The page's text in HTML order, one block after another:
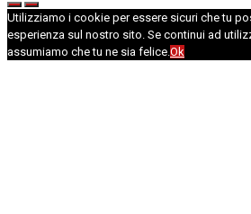
Utilizziamo i cookie per essere sicuri che tu
esperienza sul nostro sito. Se continui ad
assumiamo che tu ne sia felice.Ok